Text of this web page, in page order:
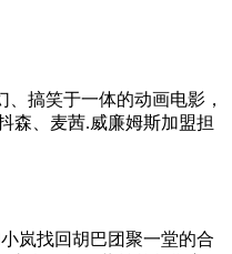
搞笑于一体的动画电影，
森、麦茜.威廉姆斯加盟担
岚找回胡巴团聚一堂的合